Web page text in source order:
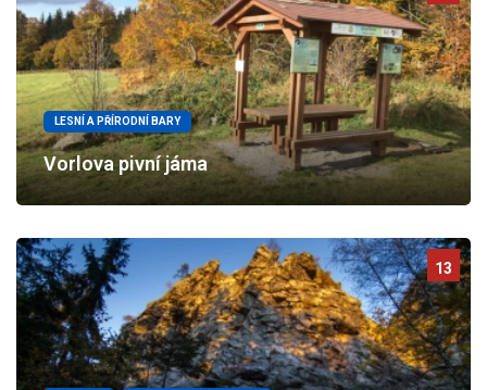
LESNÍ A PŘÍRODNÍ BARY
Vorlova pivní jáma
13